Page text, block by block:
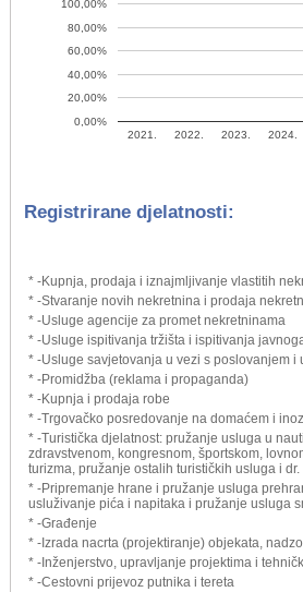
2021. 2022. 2023. 2024.
0,00%
20,00%
40,00%
60,00%
80,00%
100,00%
Registrirane djelatnosti:
* -Kupnja, prodaja i iznajmljivanje vlastitih
* -Stvaranje novih nekretnina i prodaja
* -Usluge agencije za promet nekretninama
* -Usluge ispitivanja tržišta i ispitivanja
* -Usluge savjetovanja u vezi s poslovanjem i
* -Promidžba (reklama i propaganda)
* -Kupnja i prodaja robe
* -Trgovačko posredovanje na domaćem i
* -Turistička djelatnost: pružanje usluga u
zdravstvenom, kongresnom, športskom,
turizma, pružanje ostalih turističkih usluga i dr.
* -Pripremanje hrane i pružanje usluga
usluživanje pića i napitaka i pružanje usluga
* -Građenje
* -Izrada nacrta (projektiranje) objekata,
* -Inženjerstvo, upravljanje projektima i
* -Cestovni prijevoz putnika i tereta